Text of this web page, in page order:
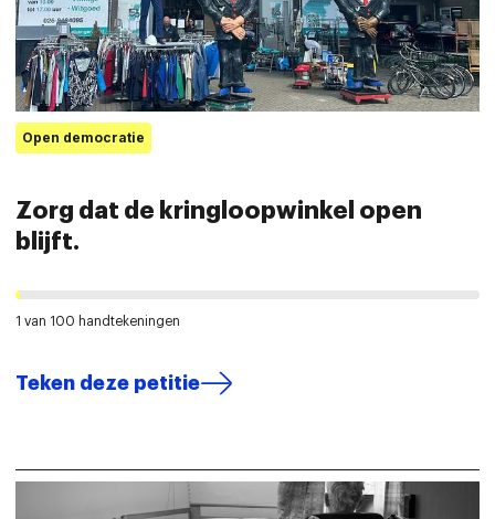
Open democratie
Zorg dat de kringloopwinkel open
blijft.
1 van 100 handtekeningen
Teken deze petitie